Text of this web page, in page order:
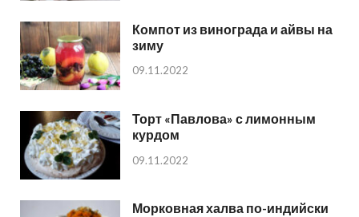
Компот из винограда и айвы на
зиму
09.11.2022
Торт «Павлова» с лимонным
курдом
09.11.2022
Морковная халва по-индийски